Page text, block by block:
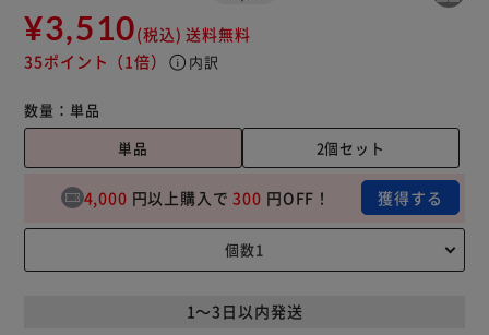
¥3,510(税込) 送料無料
35ポイント （1倍） info 内訳
数量： 単品
単品
2個セット
1～3日以内発送
4,000 円以上購入で 300 円OFF！ 獲得する